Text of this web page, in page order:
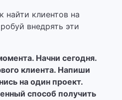
найти клиентов на
внедрять эти
Начни сегодня.
клиента. Напиши
на один проект.
способ получить